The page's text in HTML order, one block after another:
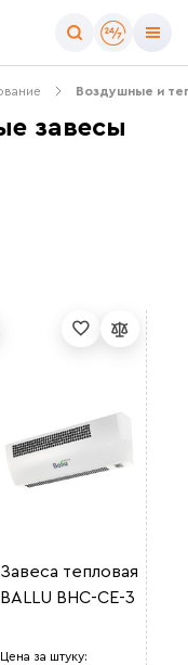
Воздушные и
завесы
Завеса тепловая
BALLU BHC-CE-3
Цена за штуку: